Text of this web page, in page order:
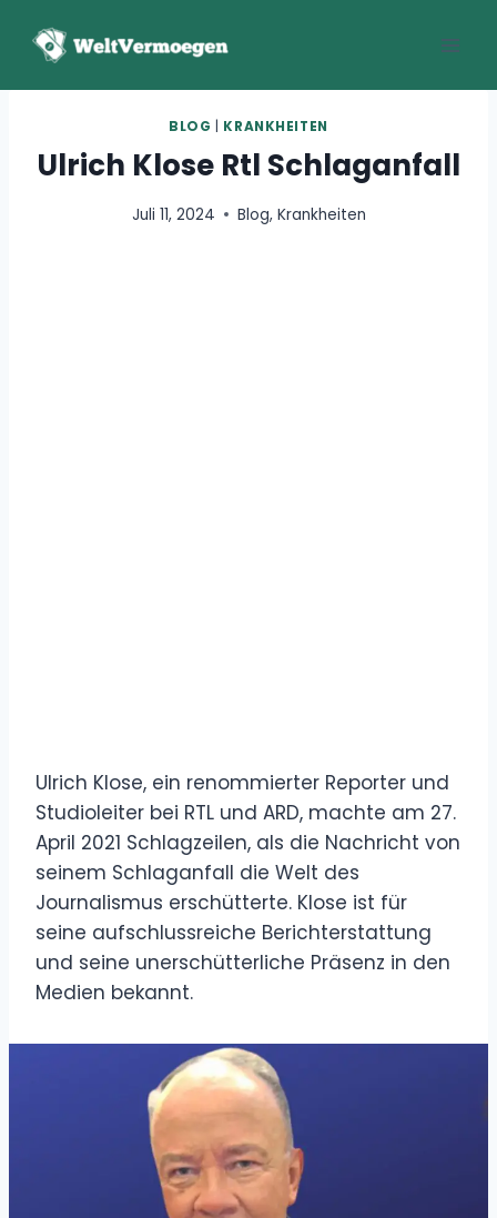
Inhalt
BLOG KRANKHEITEN
Ulrich Klose Rtl Schlaganfall
Juli 11, 2024 Blog, Krankheiten
Ulrich Klose, ein renommierter Reporter und
Studioleiter bei RTL und ARD, machte am 27.
April 2021 Schlagzeilen, als die Nachricht von
seinem Schlaganfall die Welt des
Journalismus erschütterte. Klose ist für
seine aufschlussreiche Berichterstattung
und seine unerschütterliche Präsenz in den
Medien bekannt.